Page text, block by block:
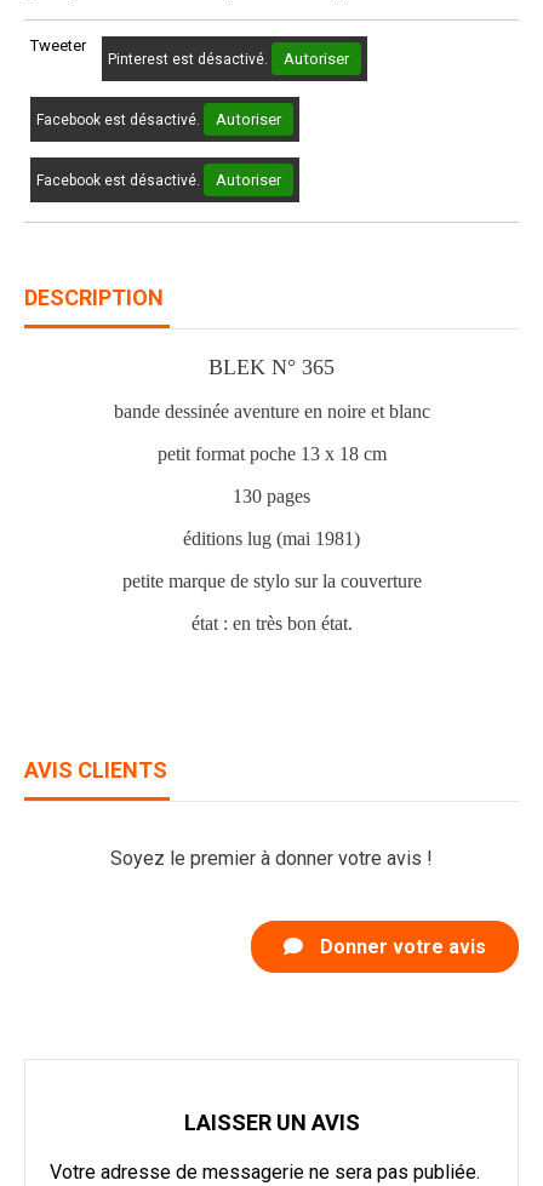
Tweeter
Pinterest est désactivé. Autoriser
Facebook est désactivé. Autoriser
Facebook est désactivé. Autoriser
DESCRIPTION
BLEK N° 365
bande dessinée aventure en noire et blanc
petit format poche 13 x 18 cm
130 pages
éditions lug (mai 1981)
petite marque de stylo sur la couverture
état : en très bon état.
AVIS CLIENTS
Soyez le premier à donner votre avis !
Donner votre avis
LAISSER UN AVIS
Votre adresse de messagerie ne sera pas publiée.